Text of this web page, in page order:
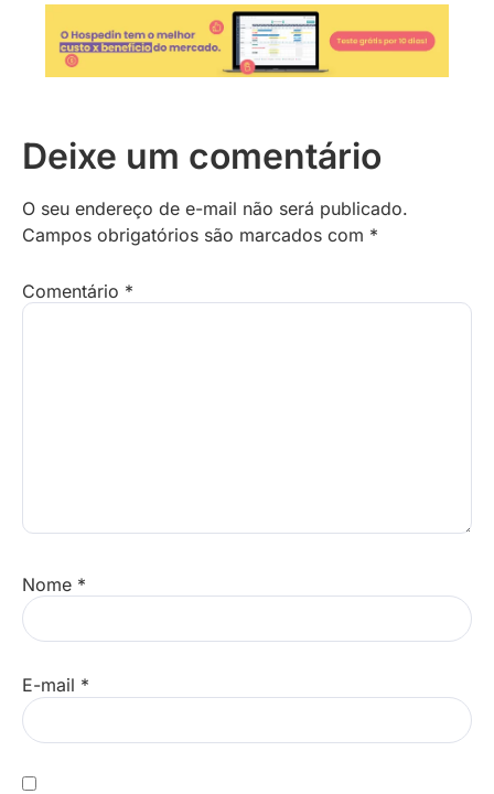
Deixe um comentário
O seu endereço de e-mail não será publicado.
Campos obrigatórios são marcados com *
Comentário *
Nome *
E-mail *